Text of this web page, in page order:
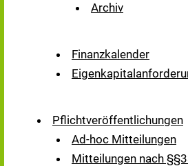
Archiv
Finanzkalender
Pflichtveröffentlichungen
Ad-hoc Mitteilungen
Mitteilungen nach